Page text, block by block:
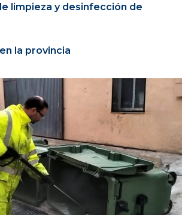
limpieza y desinfección de
la provincia